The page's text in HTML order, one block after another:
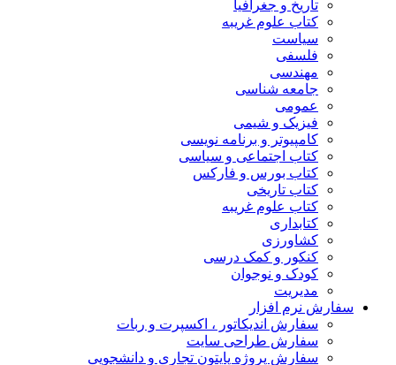
تاریخ و جغرافیا
کتاب علوم غریبه
سیاست
فلسفی
مهندسی
جامعه شناسی
عمومی
فیزیک و شیمی
کامپیوتر و برنامه نویسی
کتاب اجتماعی و سیاسی
کتاب بورس و فارکس
کتاب تاریخی
کتاب علوم غریبه
کتابداری
کشاورزی
کنکور و کمک‌ درسی
کودک و نوجوان
مدیریت
سفارش نرم افزار
سفارش اندیکاتور ، اکسپرت و ربات
سفارش طراحی سایت
سفارش پروژه پایتون تجاری و دانشجویی